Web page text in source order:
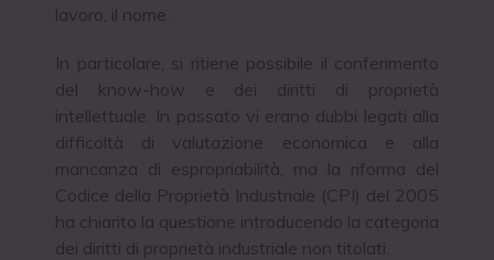
lavoro, il nome.
In particolare, si ritiene possibile il conferimento
del know-how e dei diritti di proprietà
intellettuale. In passato vi erano dubbi legati alla
difficoltà di valutazione economica e alla
mancanza di espropriabilità, ma la riforma del
Codice della Proprietà Industriale (CPI) del 2005
ha chiarito la questione introducendo la categoria
dei diritti di proprietà industriale non titolati.